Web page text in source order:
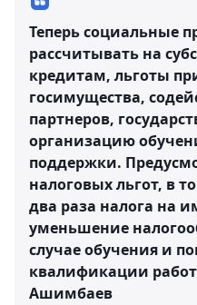
Теперь социальные
рассчитывать на
кредитам, льготы
госимущества,
партнеров,
организацию
поддержки.
налоговых льгот, в
два раза налога на
уменьшение
случае обучения и
квалификации
Ашимбаев